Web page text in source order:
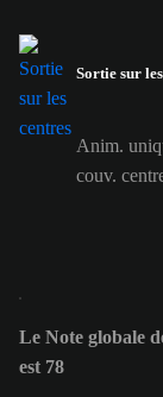
Sortie sur
Anim.
couv.
Le Note globale
est 78